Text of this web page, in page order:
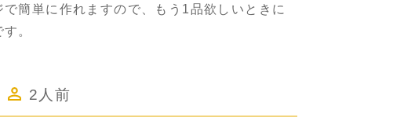
で簡単に作れますので、もう1品欲しいときに
。
2人前